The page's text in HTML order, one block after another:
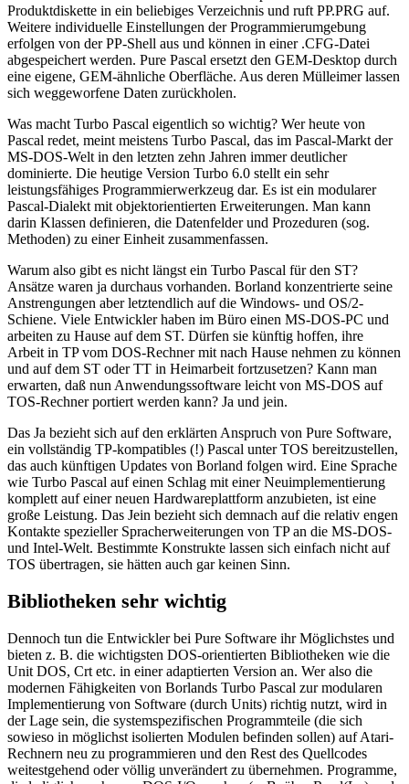
Produktdiskette in ein beliebiges Verzeichnis und ruft PP.PRG auf.
Weitere individuelle Einstellungen der Programmierumgebung
erfolgen von der PP-Shell aus und können in einer .CFG-Datei
abgespeichert werden. Pure Pascal ersetzt den GEM-Desktop durch
eine eigene, GEM-ähnliche Oberfläche. Aus deren Mülleimer lassen
sich weggeworfene Daten zurückholen.
Was macht Turbo Pascal eigentlich so wichtig? Wer heute von
Pascal redet, meint meistens Turbo Pascal, das im Pascal-Markt der
MS-DOS-Welt in den letzten zehn Jahren immer deutlicher
dominierte. Die heutige Version Turbo 6.0 stellt ein sehr
leistungsfähiges Programmierwerkzeug dar. Es ist ein modularer
Pascal-Dialekt mit objektorientierten Erweiterungen. Man kann
darin Klassen definieren, die Datenfelder und Prozeduren (sog.
Methoden) zu einer Einheit zusammenfassen.
Warum also gibt es nicht längst ein Turbo Pascal für den ST?
Ansätze waren ja durchaus vorhanden. Borland konzentrierte seine
Anstrengungen aber letztendlich auf die Windows- und OS/2-
Schiene. Viele Entwickler haben im Büro einen MS-DOS-PC und
arbeiten zu Hause auf dem ST. Dürfen sie künftig hoffen, ihre
Arbeit in TP vom DOS-Rechner mit nach Hause nehmen zu können
und auf dem ST oder TT in Heimarbeit fortzusetzen? Kann man
erwarten, daß nun Anwendungssoftware leicht von MS-DOS auf
TOS-Rechner portiert werden kann? Ja und jein.
Das Ja bezieht sich auf den erklärten Anspruch von Pure Software,
ein vollständig TP-kompatibles (!) Pascal unter TOS bereitzustellen,
das auch künftigen Updates von Borland folgen wird. Eine Sprache
wie Turbo Pascal auf einen Schlag mit einer Neuimplementierung
komplett auf einer neuen Hardwareplattform anzubieten, ist eine
große Leistung. Das Jein bezieht sich demnach auf die relativ engen
Kontakte spezieller Spracherweiterungen von TP an die MS-DOS-
und Intel-Welt. Bestimmte Konstrukte lassen sich einfach nicht auf
TOS übertragen, sie hätten auch gar keinen Sinn.
Bibliotheken sehr wichtig
Dennoch tun die Entwickler bei Pure Software ihr Möglichstes und
bieten z. B. die wichtigsten DOS-orientierten Bibliotheken wie die
Unit DOS, Crt etc. in einer adaptierten Version an. Wer also die
modernen Fähigkeiten von Borlands Turbo Pascal zur modularen
Implementierung von Software (durch Units) richtig nutzt, wird in
der Lage sein, die systemspezifischen Programmteile (die sich
sowieso in möglichst isolierten Modulen befinden sollen) auf Atari-
Rechnern neu zu programmieren und den Rest des Quellcodes
weitestgehend oder völlig unverändert zu übernehmen. Programme,